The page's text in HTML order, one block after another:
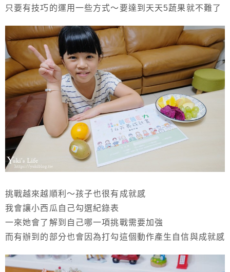
只要有技巧的運用一些方式～要達到天天5蔬果就不難了
挑戰越來越順利～孩子也很有成就感
我會讓小西瓜自己勾選紀錄表
一來她會了解到自己哪一項挑戰需要加強
而有辦到的部分也會因為打勾這個動作產生自信與成就感